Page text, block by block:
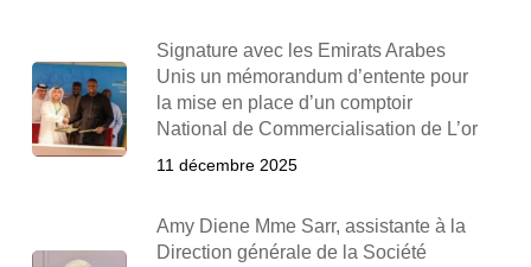
Signature avec les Emirats Arabes
Unis un mémorandum d’entente pour
la mise en place d’un comptoir
National de Commercialisation de L’or
11 décembre 2025
Amy Diene Mme Sarr, assistante à la
Direction générale de la Société